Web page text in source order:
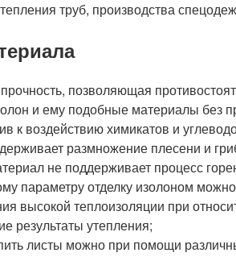
труб, производства
позволяющая
и ему подобные материалы без
к воздействию химикатов и
размножение плесени и
не поддерживает процесс
параметру отделку изолоном
высокой теплоизоляции при
результаты утепления;
листы можно при помощи